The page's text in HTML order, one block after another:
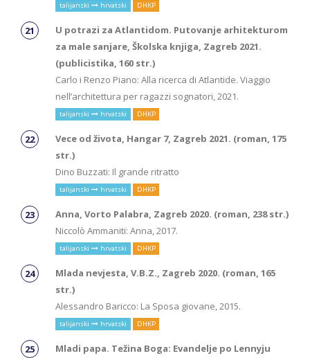
talijanski hrvatski DHKP
U potrazi za Atlantidom. Putovanje arhitekturom
za male sanjare, Školska knjiga, Zagreb 2021.
(publicistika, 160 str.)
Carlo i Renzo Piano: Alla ricerca di Atlantide. Viaggio
nell’architettura per ragazzi sognatori, 2021.
talijanski hrvatski DHKP
Vece od života, Hangar 7, Zagreb 2021. (roman, 175
str.)
Dino Buzzati: Il grande ritratto
talijanski hrvatski DHKP
Anna, Vorto Palabra, Zagreb 2020. (roman, 238 str.)
Niccolò Ammaniti: Anna, 2017.
talijanski hrvatski DHKP
Mlada nevjesta, V.B.Z., Zagreb 2020. (roman, 165
str.)
Alessandro Baricco: La Sposa giovane, 2015.
talijanski hrvatski DHKP
Mladi papa. Težina Boga: Evandelje po Lennyju